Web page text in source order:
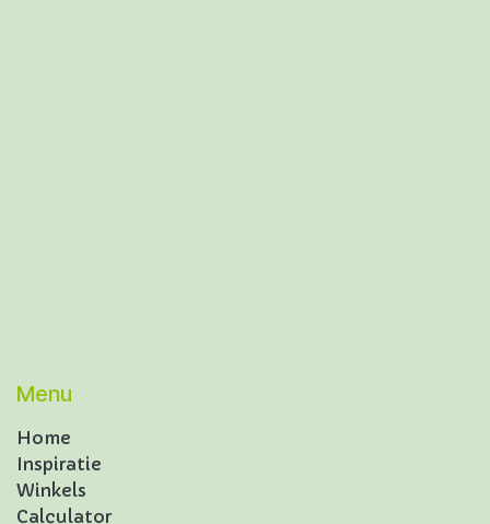
Menu
Home
Inspiratie
Winkels
Calculator